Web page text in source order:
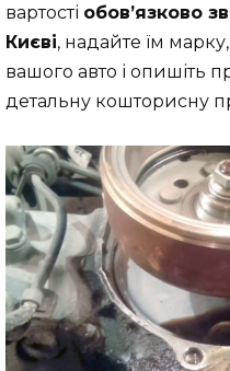
вартості обов’язково
Києві, надайте їм
вашого авто і опишіть
детальну кошторисну